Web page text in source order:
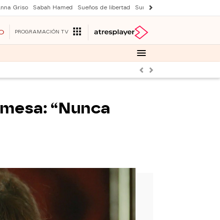
Griso Sabah Hamed Sueños de libertad Suri y Tom Cruise
PROGRAMACIÓN TV
AnteriorSiguiente
“Nunca